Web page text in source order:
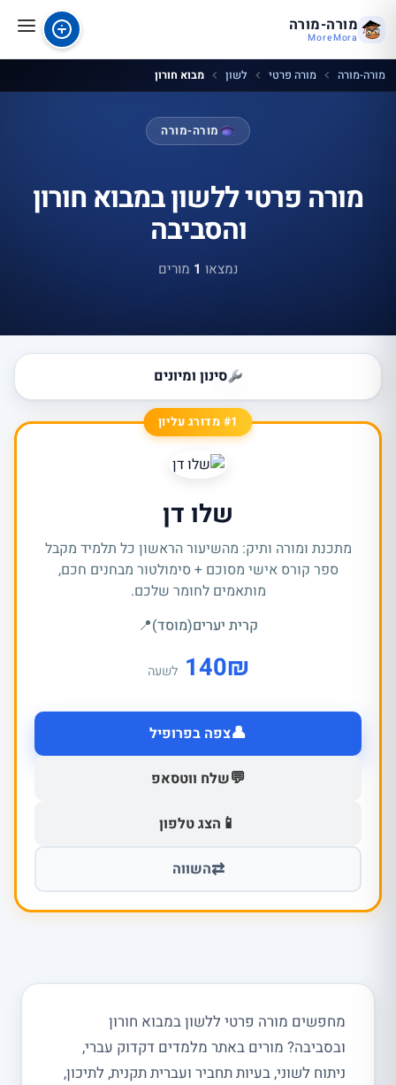
מורה-מורה
MoreMora
מורה-מורה מורה פרטי לשון מבוא חורון
מורה-מורה
מורה פרטי ללשון במבוא חורון
והסביבה
נמצאו 1 מורים
סינון ומיונים
#1 מדורג עליון
שלו דן
מתכנת ומורה ותיק: מהשיעור הראשון כל תלמיד מקבל
ספר קורס אישי מסוכם + סימולטור מבחנים חכם,
מותאמים לחומר שלכם.
קרית יערים(מוסד)📍
₪
140 לשעה
👤צפה בפרופיל
💬שלח ווטסאפ
📱 הצג טלפון
⇄השווה
מחפשים מורה פרטי ללשון במבוא חורון
ובסביבה? מורים באתר מלמדים דקדוק עברי,
ניתוח לשוני, בעיות תחביר ועברית תקנית, לתיכון,